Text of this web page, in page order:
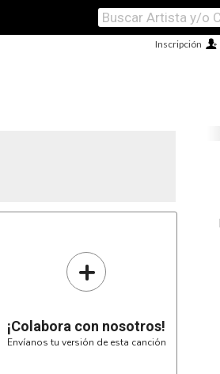
Inscripción
+
¡Colabora con nosotros!
Envíanos tu versión de esta canción